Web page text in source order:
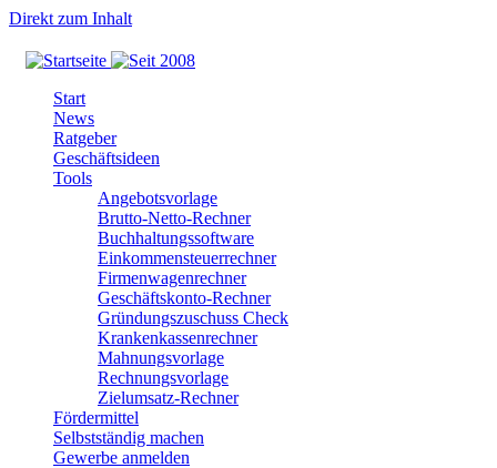
Direkt zum Inhalt
Start
News
Ratgeber
Geschäftsideen
Tools
Angebotsvorlage
Brutto-Netto-Rechner
Buchhaltungssoftware
Einkommensteuerrechner
Firmenwagenrechner
Geschäftskonto-Rechner
Gründungszuschuss Check
Krankenkassenrechner
Mahnungsvorlage
Rechnungsvorlage
Zielumsatz-Rechner
Fördermittel
Selbstständig machen
Gewerbe anmelden